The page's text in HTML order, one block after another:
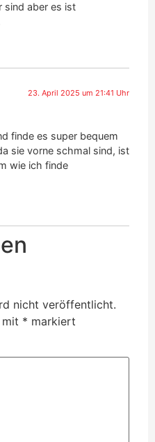
sind aber es ist
23. April 2025 um 21:41 Uhr
finde es super bequem
sie vorne schmal sind, ist
wie ich finde
nicht veröffentlicht.
* markiert